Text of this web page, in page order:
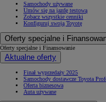
Samochody używane
Umów się na jazdę testową
Zobacz wszystkie cenniki
Konfiguruj swoją Toyotę
Oferty specjalne i
Oferty specjalne i Finansowanie
Aktualne oferty
Finał wyprzedaży 2025
Samochody dostawcze Toyota
Oferta biznesowa
Auta używane